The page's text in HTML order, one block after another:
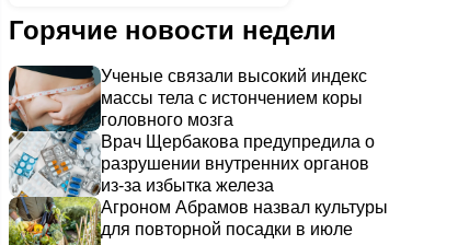
Горячие новости недели
Ученые связали высокий индекс
массы тела с истончением коры
головного мозга
Врач Щербакова предупредила о
разрушении внутренних органов
из-за избытка железа
Агроном Абрамов назвал культуры
для повторной посадки в июле